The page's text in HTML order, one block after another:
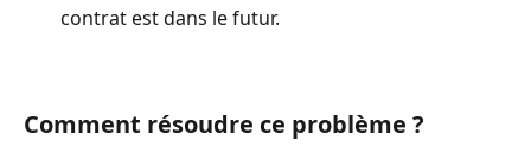
contrat est dans le futur.
Comment résoudre ce problème ?